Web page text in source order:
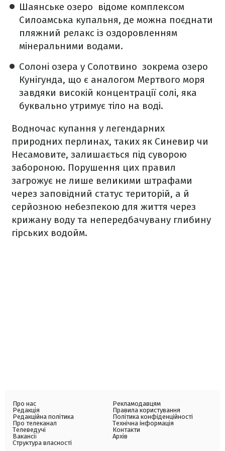
Шаянське озеро відоме комплексом
Силоамська купальня, де можна поєднати
пляжний релакс із оздоровленням
мінеральними водами.
Солоні озера у Солотвино зокрема озеро
Кунігунда, що є аналогом Мертвого моря
завдяки високій концентрації солі, яка
буквально утримує тіло на воді.
Водночас купання у легендарних
природних перлинах, таких як Синевир чи
Несамовите, залишається під суворою
забороною. Порушення цих правил
загрожує не лише великими штрафами
через заповідний статус територій, а й
серйозною небезпекою для життя через
крижану воду та непередбачувану глибину
гірських водойм.
Про нас
Редакція
Редакційна політика
Про телеканал
Телеведучі
Вакансії
Структура власності
Рекламодавцям
Правила користування
Політика конфіденційності
Технічна інформація
Контакти
Архів